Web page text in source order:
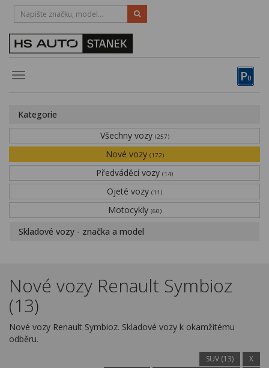
P0
Toggle
HOTLINE:
STRAKONICE-383 335 366
Obytné vozy
Financování
Novinky
Kariéra
Kontakty
Kategorie
Všechny vozy (257)
Nové vozy (172)
Předváděcí vozy (14)
Ojeté vozy (11)
Motocykly (60)
Skladové vozy - značka a model
Nové vozy Renault Symbioz
(13)
Nové vozy Renault Symbioz. Skladové vozy k okamžitému
odběru.
SUV (13)
X